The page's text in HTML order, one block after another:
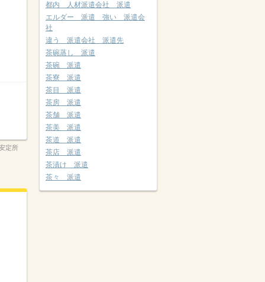
定所
都内 人材派遣会社 派遣
エルダー 派遣 強い 派遣会
社
違う 派遣会社 派遣先
茶碗蒸し 派遣
茶碗 派遣
茶寮 派遣
茶目 派遣
茶房 派遣
茶舗 派遣
茶美 派遣
茶道 派遣
茶店 派遣
茶漬け 派遣
茶々 派遣